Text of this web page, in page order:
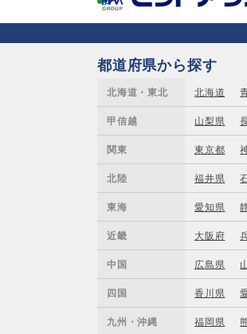
都道府県から探す
北海道・東北 北海道
甲信越 山梨県
関東 東京都
北陸 福井県
東海 愛知県
近畿 大阪府
中国 広島県
四国 香川県
九州・沖縄 福岡県